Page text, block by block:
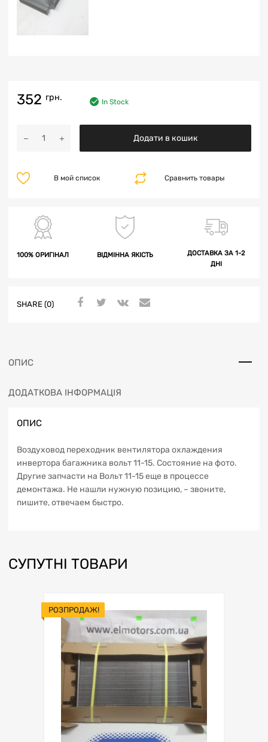
352 грн. In Stock
Додати в кошик
Сравнить товары
В мой список
100% ОРИГІНАЛ ВІДМІННА ЯКІСТЬ
ДОСТАВКА ЗА 1-2
ДНІ
SHARE (0)
ОПИС
ДОДАТКОВА ІНФОРМАЦІЯ
ОПИС
Воздуховод переходник вентилятора охлаждения
инвертора багажника вольт 11-15. Состояние на фото.
Другие запчасти на Вольт 11-15 еще в процессе
демонтажа. Не нашли нужную позицию, – звоните,
пишите, отвечаем быстро.
СУПУТНІ ТОВАРИ
РОЗПРОДАЖ!